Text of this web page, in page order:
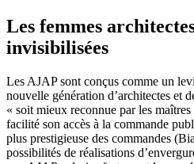
Les femmes
invisibilisées
Les AJAP sont conçus comme un
nouvelle génération d’architectes et
« soit mieux reconnue par les
facilité son accès à la commande
plus prestigieuse des commandes
possibilités de réalisations